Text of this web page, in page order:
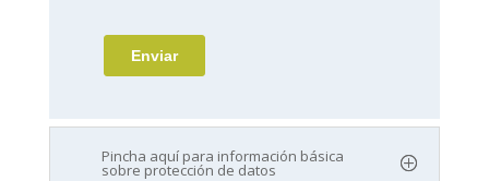
Pincha aquí para información básica
sobre protección de datos